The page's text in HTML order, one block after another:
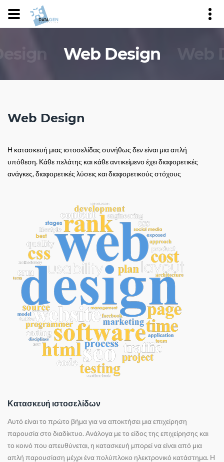
Web Design
Web Design
Η κατασκευή μιας ιστοσελίδας συνήθως δεν είναι μια απλή
υπόθεση. Κάθε πελάτης και κάθε αντικείμενο έχει διαφορετικές
ανάγκες, διαφορετικές λύσεις και διαφορετικούς στόχους
Κατασκευή ιστοσελίδων
Αυτό είναι το πρώτο βήμα για να αποκτήσει μια επιχείρηση
παρουσία στο διαδίκτυο. Ανάλογα με το είδος της επιχείρησης και
το κοινό που απευθύνεται, η κατασκευή μπορεί να είναι από μια
απλή παρουσίαση μέχρι ένα πολύπλοκο ηλεκτρονικό κατάστημα. Η